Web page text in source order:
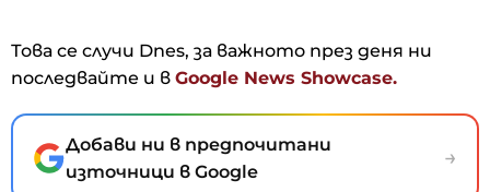
Това се случи Dnes, за важното през деня ни
последвайте и в Google News Showcase.
Добави ни в предпочитани
източници в Google
→